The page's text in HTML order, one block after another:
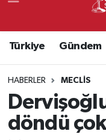
Türkiye Gündem
HABERLER MECLIS
döndü
Süper Lig Puan
Tüm Manşetler
Son Dakika